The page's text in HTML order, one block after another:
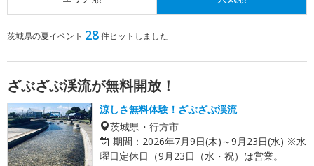
茨城県の夏イベント 28件ヒットしました
ざぶざぶ渓流が無料開放！
涼しさ無料体験！ざぶざぶ渓流
茨城県・行方市
期間： 2026年7月9日(木)～9月23日(水) ※水
曜日定休日（9月23日（水・祝）は営業。